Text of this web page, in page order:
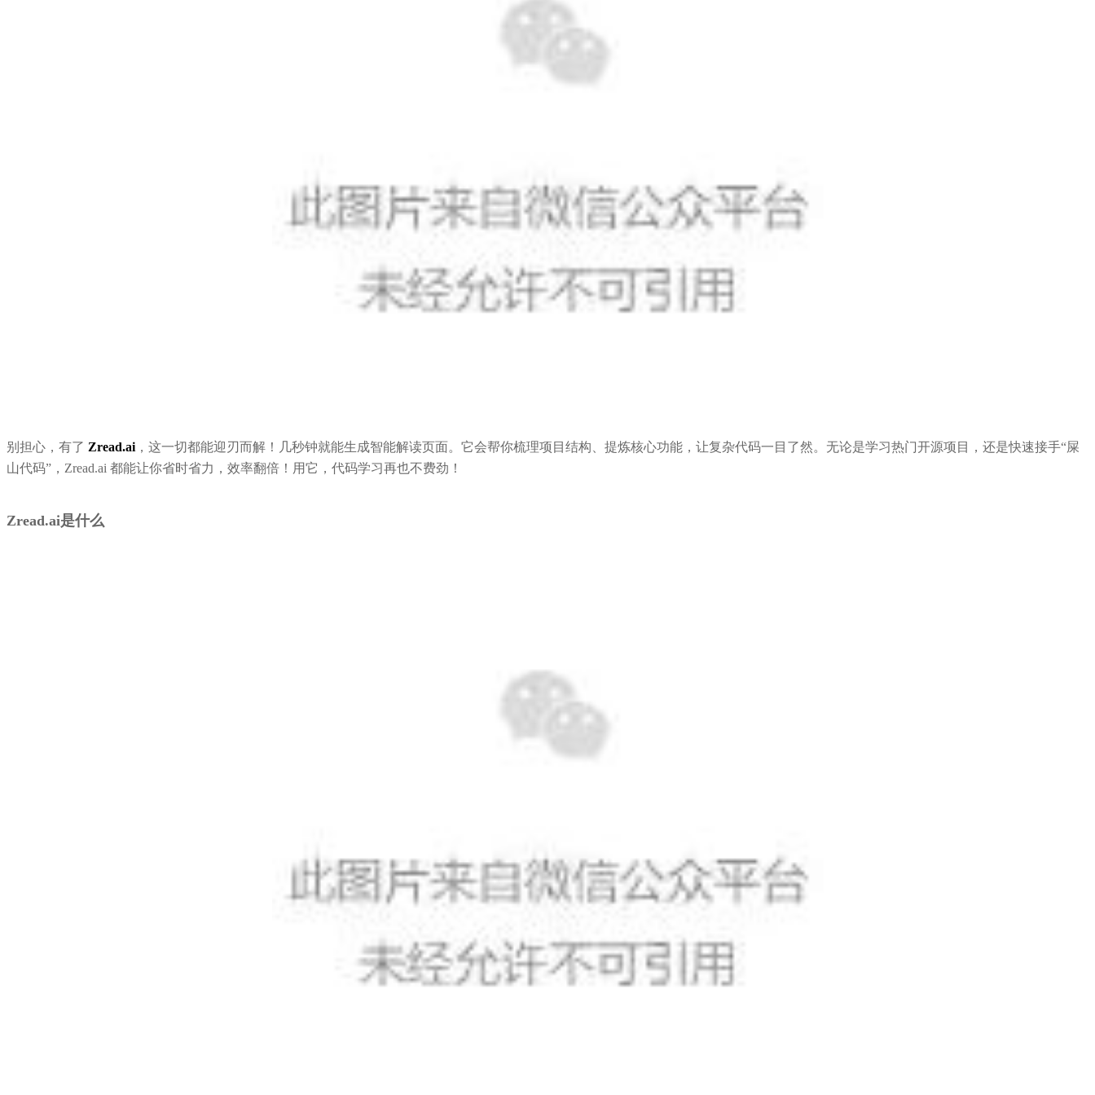
别担心，有了 Zread.ai ，这一切都能迎刃而解！几秒钟就能生成智能解读页面。它会帮你梳理项目结构、提炼核心功能，让复杂代码一目了然。无论是学习热门开源项目，还是快速接手“屎
山代码”，Zread.ai 都能让你省时省力，效率翻倍！用它，代码学习再也不费劲！
Zread.ai是什么